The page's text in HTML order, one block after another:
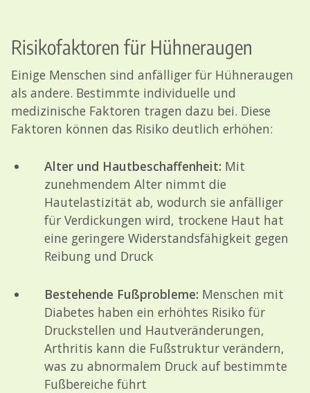
Risikofaktoren für Hühneraugen
Einige Menschen sind anfälliger für Hühneraugen
als andere. Bestimmte individuelle und
medizinische Faktoren tragen dazu bei. Diese
Faktoren können das Risiko deutlich erhöhen:
Alter und Hautbeschaffenheit: Mit
zunehmendem Alter nimmt die
Hautelastizität ab, wodurch sie anfälliger
für Verdickungen wird, trockene Haut hat
eine geringere Widerstandsfähigkeit gegen
Reibung und Druck
Bestehende Fußprobleme: Menschen mit
Diabetes haben ein erhöhtes Risiko für
Druckstellen und Hautveränderungen,
Arthritis kann die Fußstruktur verändern,
was zu abnormalem Druck auf bestimmte
Fußbereiche führt